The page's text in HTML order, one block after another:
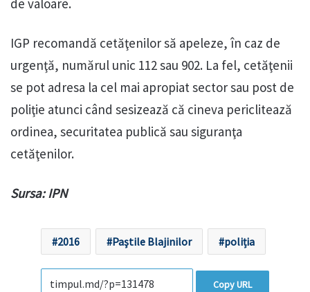
de valoare.
IGP recomandă cetăţenilor să apeleze, în caz de
urgenţă, numărul unic 112 sau 902. La fel, cetăţenii
se pot adresa la cel mai apropiat sector sau post de
poliţie atunci când sesizează că cineva periclitează
ordinea, securitatea publică sau siguranţa
cetăţenilor.
Sursa: IPN
2016 Paştile Blajinilor poliția
Copy URL